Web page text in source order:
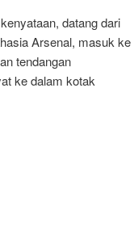
datang dari
Arsenal, masuk ke
tendangan
ke dalam kotak